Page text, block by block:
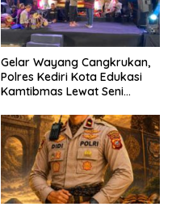
Gelar Wayang Cangkrukan,
Polres Kediri Kota Edukasi
Kamtibmas Lewat Seni